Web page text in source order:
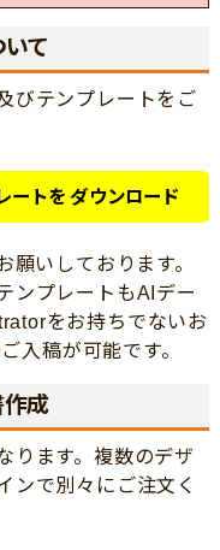
て
びテンプレートをご
ートを ダウンロード
願いしております。
ンプレートもAIデー
をお持ちでないお
入稿が可能です。
作成
ります。複数のデザ
ンで別々にご注文く